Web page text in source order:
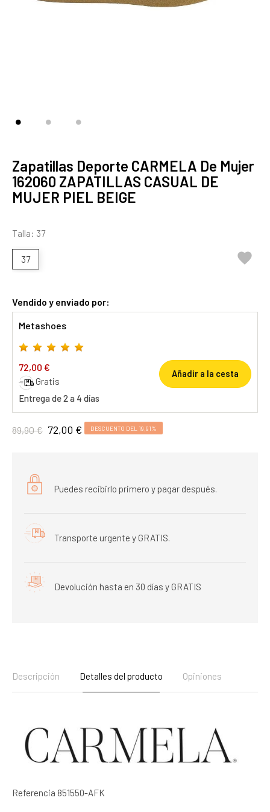
Zapatillas Deporte CARMELA De Mujer
162060 ZAPATILLAS CASUAL DE
MUJER PIEL BEIGE
Talla: 37
37 
Vendido y enviado por:
Metashoes
72,00 €
Gratis
Entrega de 2 a 4 días
Añadir a la cesta
89,90 € 72,00 € DESCUENTO DEL 19,91%
Puedes recibirlo primero y pagar después.
Transporte urgente y GRATIS.
Devolución hasta en 30 días y GRATIS
Descripción Detalles del producto Opiniones
Referencia 851550-AFK